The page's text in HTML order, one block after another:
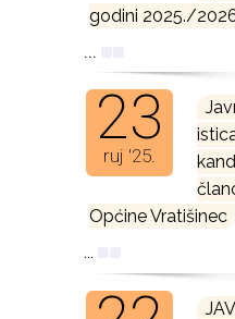
godini 2025./
...
23
ruj '25.
Općine Vratišinec
...